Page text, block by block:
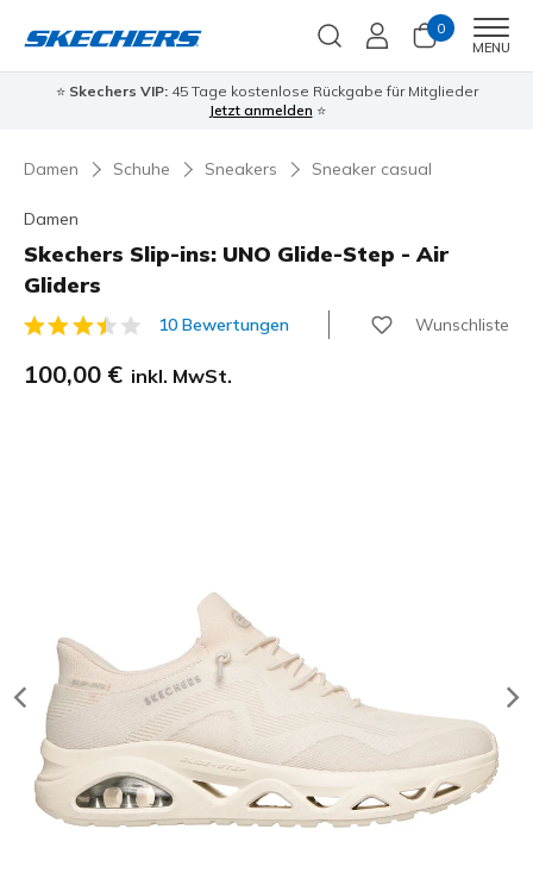
0
MENU
⭐ Skechers VIP:45 Tage kostenlose Rückgabe für Mitglieder
Jetzt anmelden ⭐
Damen Schuhe Sneakers Sneaker casual
Damen
Skechers Slip-ins: UNO Glide-Step - Air
Gliders
3,1 von 5 Kundenbewertungen
10 Bewertungen Wunschliste
100,00 € inkl. MwSt.